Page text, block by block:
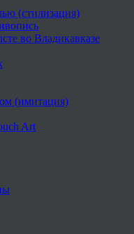
(стилизация)
во Владикавказе
(имитация)
Art